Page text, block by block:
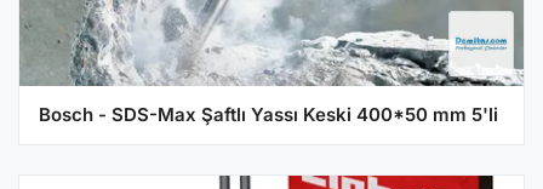
Bosch - SDS-Max Şaftlı Yassı Keski 400*50 mm 5'li